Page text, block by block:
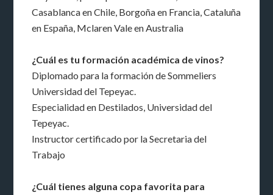
Casablanca en Chile, Borgoña en Francia, Cataluña
en España, Mclaren Vale en Australia
¿Cuál es tu formación académica de vinos?
Diplomado para la formación de Sommeliers
Universidad del Tepeyac.
Especialidad en Destilados, Universidad del
Tepeyac.
Instructor certificado por la Secretaria del
Trabajo
¿Cuál tienes alguna copa favorita para